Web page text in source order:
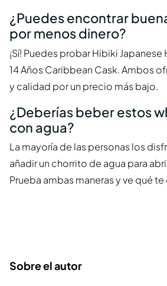
¿Puedes encontrar
por menos dinero?
¡Sí! Puedes probar Hibiki
14 Años Caribbean Cask. Ambos
y calidad por un precio más bajo.
¿Deberías beber estos
con agua?
La mayoría de las personas los
añadir un chorrito de agua para
Prueba ambas maneras y ve qué te
Sobre el autor